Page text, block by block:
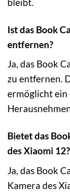
Ist das Book
entfernen?
Ja, das Book
zu entfernen.
ermöglicht ein
Bietet das
des Xiaomi 12?
Ja, das Book
Kamera des